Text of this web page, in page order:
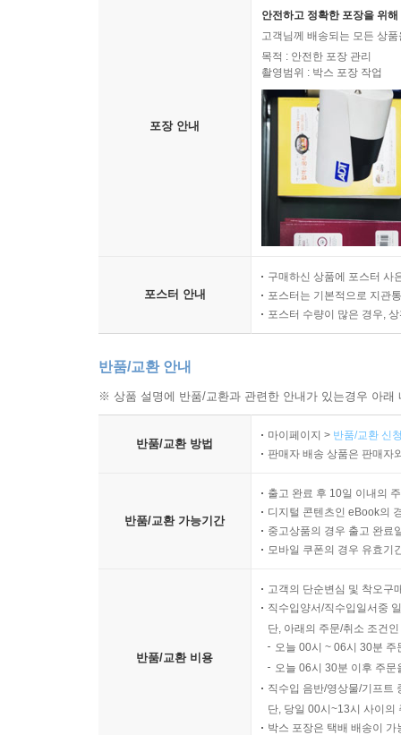
포장 안내
안전하고 정확한 포장을 위
고객님께 배송되는 모든 상
목적 : 안전한 포장 관리
촬영범위 : 박스 포장 작업
포스터 안내
구매하신 상품에 포스터 사
포스터는 기본적으로 지관
포스터 수량이 많은 경우,
반품/교환 안내
※ 상품 설명에 반품/교환과 관련한 안내가 있는경우 아
반품/교환 방법
마이페이지 > 반품/교환 신
판매자 배송 상품은 판매자
반품/교환 가능기간
출고 완료 후 10일 이내의
디지털 콘텐츠인 eBook의
중고상품의 경우 출고 완료
모바일 쿠폰의 경우 유효기
반품/교환 비용
고객의 단순변심 및 착오구
직수입양서/직수입일서중
단, 아래의 주문/취소 조건
오늘 00시 ~ 06시 30분
오늘 06시 30분 이후 주
직수입 음반/영상물/기프트
단, 당일 00시~13시 사이의
박스 포장은 택배 배송이